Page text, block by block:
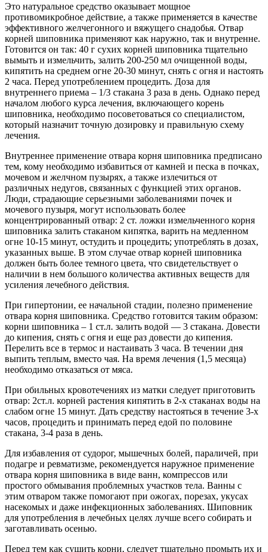
Это натуральное средство оказывает мощное
противомикробное действие, а также применяется в качестве
эффективного желчегонного и вяжущего снадобья. Отвар
корней шиповника применяют как наружно, так и внутренне.
Готовится он так: 40 г сухих корней шиповника тщательно
вымыть и измельчить, залить 200-250 мл очищенной воды,
кипятить на среднем огне 20-30 минут, снять с огня и настоять
2 часа. Перед употреблением процедить. Доза для
внутреннего приема – 1/3 стакана 3 раза в день. Однако перед
началом любого курса лечения, включающего корень
шиповника, необходимо посоветоваться со специалистом,
который назначит точную дозировку и правильную схему
лечения.
Внутреннее применение отвара корня шиповника предписано
тем, кому необходимо избавиться от камней и песка в почках,
мочевом и желчном пузырях, а также излечиться от
различных недугов, связанных с функцией этих органов.
Люди, страдающие серьезными заболеваниями почек и
мочевого пузыря, могут использовать более
концентрированный отвар: 2 ст. ложки измельченного корня
шиповника залить стаканом кипятка, варить на медленном
огне 10-15 минут, остудить и процедить; употреблять в дозах,
указанных выше. В этом случае отвар корней шиповника
должен быть более темного цвета, что свидетельствует о
наличии в нем большого количества активных веществ для
усиления лечебного действия.
При гипертонии, ее начальной стадии, полезно применение
отвара корня шиповника. Средство готовится таким образом:
корни шиповника – 1 ст.л. залить водой — 3 стакана. Довести
до кипения, снять с огня и еще раз довести до кипения.
Перелить все в термос и настаивать 3 часа. В течении дня
выпить теплым, вместо чая. На время лечения (1,5 месяца)
необходимо отказаться от мяса.
При обильных кровотечениях из матки следует приготовить
отвар: 2ст.л. корней растения кипятить в 2-х стаканах воды на
слабом огне 15 минут. Дать средству настояться в течение 3-х
часов, процедить и принимать перед едой по половине
стакана, 3-4 раза в день.
Для избавления от судорог, мышечных болей, параличей, при
подагре и ревматизме, рекомендуется наружное применение
отвара корня шиповника в виде ванн, компрессов или
простого обмывания проблемных участков тела. Ванны с
этим отваром также помогают при ожогах, порезах, укусах
насекомых и даже инфекционных заболеваниях. Шиповник
для употребления в лечебных целях лучше всего собирать и
заготавливать осенью.
Перед тем как сушить корни, следует тщательно промыть их и